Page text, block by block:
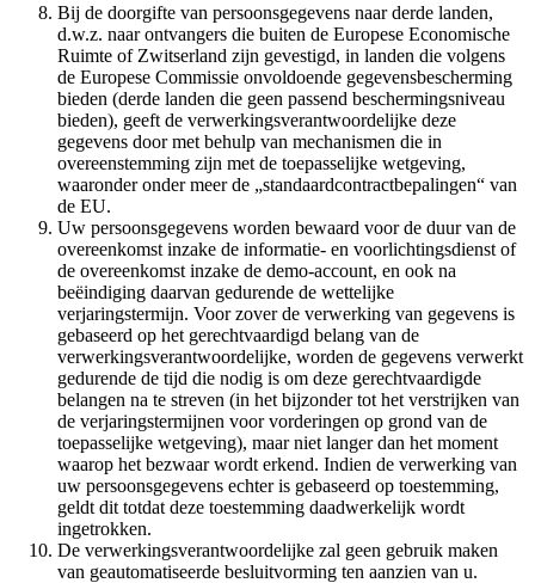
Bij de doorgifte van persoonsgegevens naar derde landen,
d.w.z. naar ontvangers die buiten de Europese Economische
Ruimte of Zwitserland zijn gevestigd, in landen die volgens
de Europese Commissie onvoldoende gegevensbescherming
bieden (derde landen die geen passend beschermingsniveau
bieden), geeft de verwerkingsverantwoordelijke deze
gegevens door met behulp van mechanismen die in
overeenstemming zijn met de toepasselijke wetgeving,
waaronder onder meer de „standaardcontractbepalingen“ van
de EU.
Uw persoonsgegevens worden bewaard voor de duur van de
overeenkomst inzake de informatie- en voorlichtingsdienst of
de overeenkomst inzake de demo-account, en ook na
beëindiging daarvan gedurende de wettelijke
verjaringstermijn. Voor zover de verwerking van gegevens is
gebaseerd op het gerechtvaardigd belang van de
verwerkingsverantwoordelijke, worden de gegevens verwerkt
gedurende de tijd die nodig is om deze gerechtvaardigde
belangen na te streven (in het bijzonder tot het verstrijken van
de verjaringstermijnen voor vorderingen op grond van de
toepasselijke wetgeving), maar niet langer dan het moment
waarop het bezwaar wordt erkend. Indien de verwerking van
uw persoonsgegevens echter is gebaseerd op toestemming,
geldt dit totdat deze toestemming daadwerkelijk wordt
ingetrokken.
De verwerkingsverantwoordelijke zal geen gebruik maken
van geautomatiseerde besluitvorming ten aanzien van u.